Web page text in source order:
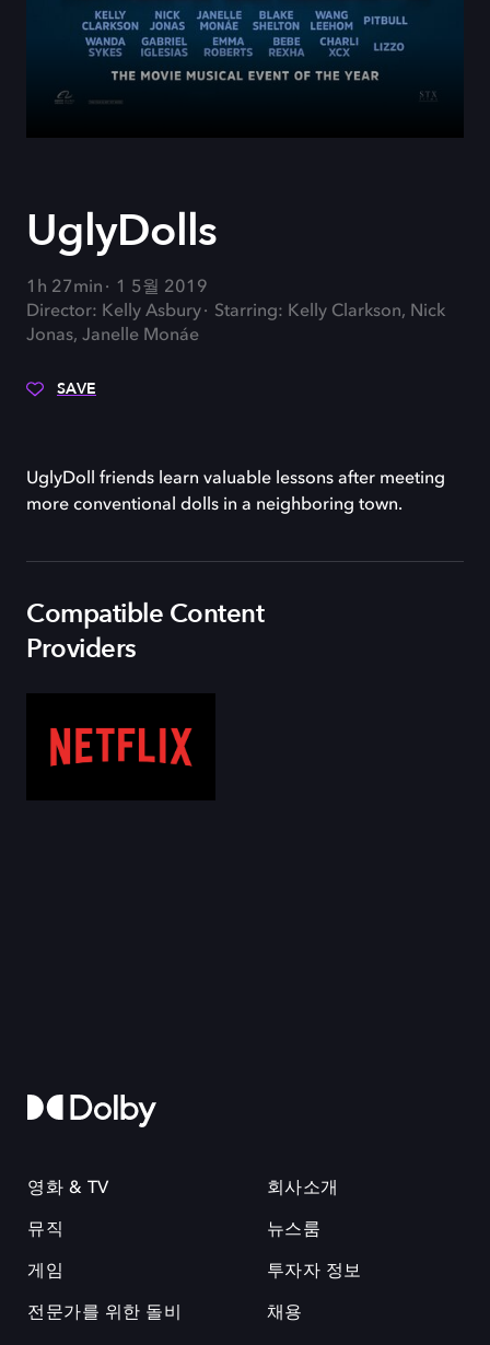
UglyDolls
1h 27min
1 5월 2019
Director: Kelly Asbury
Starring: Kelly Clarkson, Nick
Jonas, Janelle Monáe
SAVE
UglyDoll friends learn valuable lessons after meeting
more conventional dolls in a neighboring town.
Compatible Content
Providers
영화 & TV
뮤직
게임
전문가를 위한 돌비
회사소개
뉴스룸
투자자 정보
채용